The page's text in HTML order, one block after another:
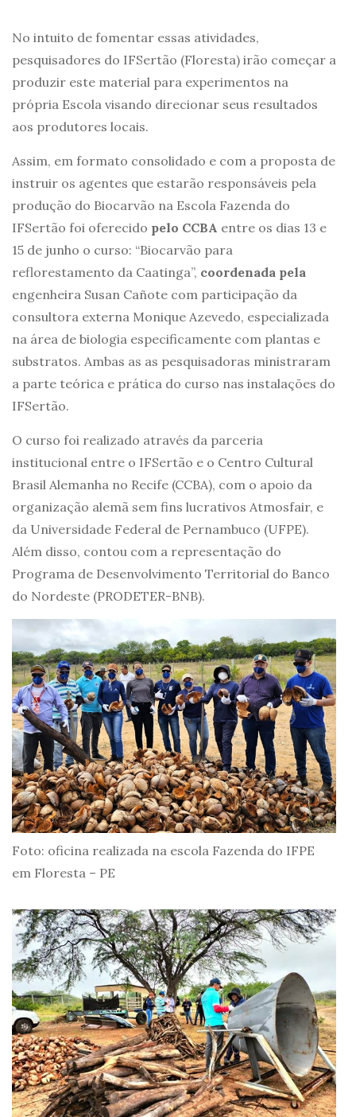
No intuito de fomentar essas atividades,
pesquisadores do IFSertão (Floresta) irão começar a
produzir este material para experimentos na
própria Escola visando direcionar seus resultados
aos produtores locais.
Assim, em formato consolidado e com a proposta de
instruir os agentes que estarão responsáveis pela
produção do Biocarvão na Escola Fazenda do
IFSertão foi oferecido pelo CCBA entre os dias 13 e
15 de junho o curso: “Biocarvão para
reflorestamento da Caatinga”, coordenada pela
engenheira Susan Cañote com participação da
consultora externa Monique Azevedo, especializada
na área de biologia especificamente com plantas e
substratos. Ambas as as pesquisadoras ministraram
a parte teórica e prática do curso nas instalações do
IFSertão.
O curso foi realizado através da parceria
institucional entre o IFSertão e o Centro Cultural
Brasil Alemanha no Recife (CCBA), com o apoio da
organização alemã sem fins lucrativos Atmosfair, e
da Universidade Federal de Pernambuco (UFPE).
Além disso, contou com a representação do
Programa de Desenvolvimento Territorial do Banco
do Nordeste (PRODETER-BNB).
Foto: oficina realizada na escola Fazenda do IFPE
em Floresta – PE